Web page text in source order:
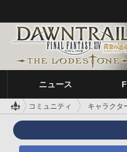
ニュース
コミュニティ キャラクタ